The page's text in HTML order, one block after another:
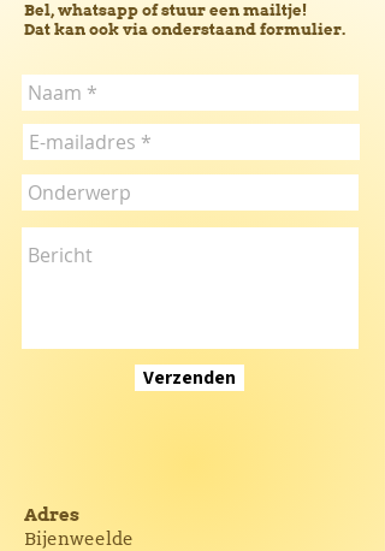
Bel, whatsapp of stuur een mailtje!
Dat kan ook via onderstaand formulier.
Verzenden
Adres
Bijenweelde